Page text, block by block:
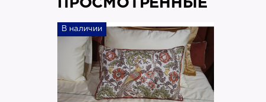
ПРОСМОТРЕННЫЕ
В наличии